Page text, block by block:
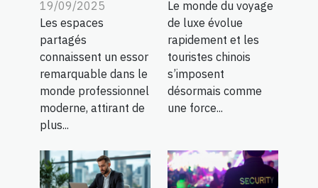
19/09/2025
Les espaces
partagés
connaissent un essor
remarquable dans le
monde professionnel
moderne, attirant de
plus...
Le monde du voyage
de luxe évolue
rapidement et les
touristes chinois
s’imposent
désormais comme
une force...